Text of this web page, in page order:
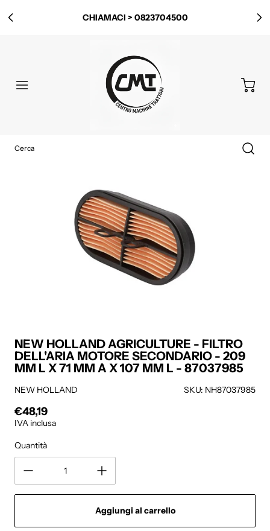
CHIAMACI > 0823704500
NEW HOLLAND AGRICULTURE - FILTRO
DELL'ARIA MOTORE SECONDARIO - 209
MM L X 71 MM A X 107 MM L - 87037985
NEW HOLLAND
SKU: NH87037985
Prezzo regolare
€48,19
IVA inclusa
Quantità
Aggiungi al carrello